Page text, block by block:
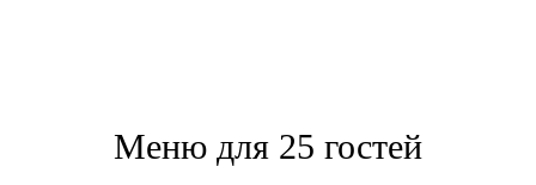
Меню для 25 гостей